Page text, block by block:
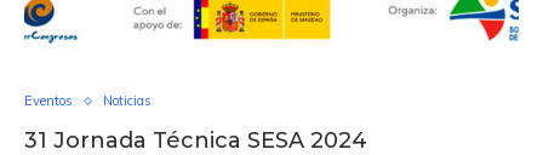
Eventos Noticias
31 Jornada Técnica SESA 2024